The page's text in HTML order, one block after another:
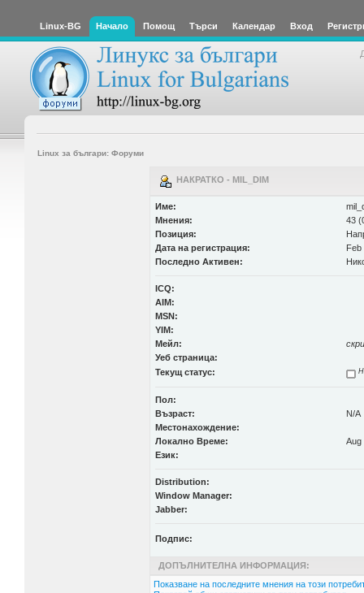
Linux-BG Начало Помощ Търси Календар Вход
Linux за българи: Форуми
НАКРАТКО - MIL_DIM
Име:
Мнения:
43
Позиция:
Дата на регистрация:
Feb
Последно Активен:
ICQ:
AIM:
MSN:
YIM:
Мейл:
Уеб страница:
Текущ статус:
Пол:
Възраст:
N/A
Местонахождение:
Локално Време:
Aug
Език:
Distribution:
Window Manager:
Jabber:
Подпис:
ДОПЪЛНИТЕЛНА ИНФОРМАЦИЯ:
Показване на последните мнения на този